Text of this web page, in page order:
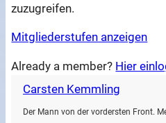
zuzugreifen.
Mitgliederstufen anzeigen
Already a member? Hier
Carsten Kemmling
Der Mann von der vordersten Front.